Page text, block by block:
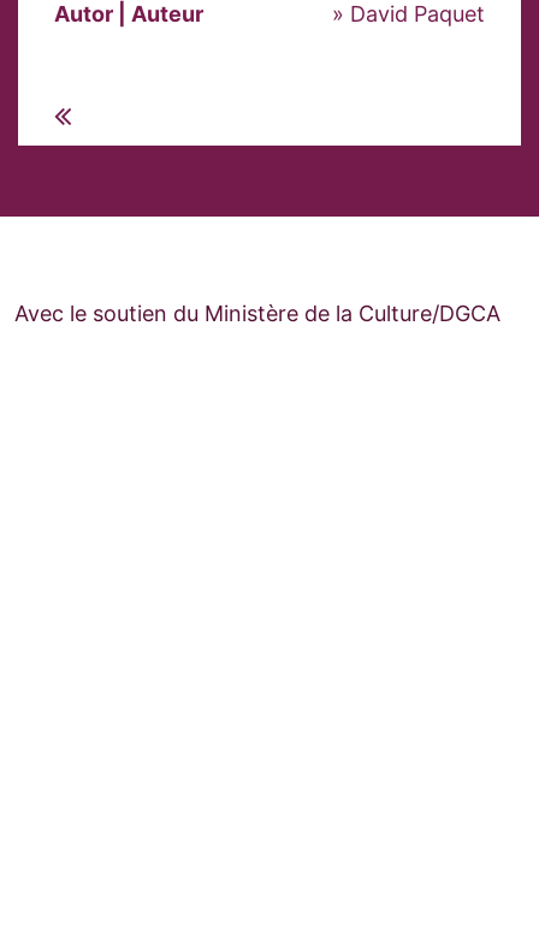
Autor | Auteur » David Paquet
Avec le soutien du Ministère de la Culture/DGCA